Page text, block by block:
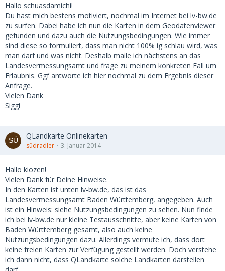
Hallo schuasdamichi!
Du hast mich bestens motiviert, nochmal im Internet bei lv-bw.de
zu surfen. Dabei habe ich nun die Karten in dem Geodatenviewer
gefunden und dazu auch die Nutzungsbedingungen. Wie immer
sind diese so formuliert, dass man nicht 100% ig schlau wird, was
man darf und was nicht. Deshalb maile ich nächstens an das
Landesvermessungsamt und frage zu meinem konkreten Fall um
Erlaubnis. Ggf antworte ich hier nochmal zu dem Ergebnis dieser
Anfrage.
Vielen Dank
Siggi
QLandkarte Onlinekarten
südradler 3. Januar 2014
Hallo kiozen!
Vielen Dank für Deine Hinweise.
In den Karten ist unten lv-bw.de, das ist das
Landesvermessungsamt Baden Württemberg, angegeben. Auch
ist ein Hinweis: siehe Nutzungsbedingungen zu sehen. Nun finde
ich bei lv-bw.de nur kleine Testausschnitte, aber keine Karten von
Baden Württemberg gesamt, also auch keine
Nutzungsbedingungen dazu. Allerdings vermute ich, dass dort
keine freien Karten zur Verfügung gestellt werden. Doch verstehe
ich dann nicht, dass QLandkarte solche Landkarten darstellen